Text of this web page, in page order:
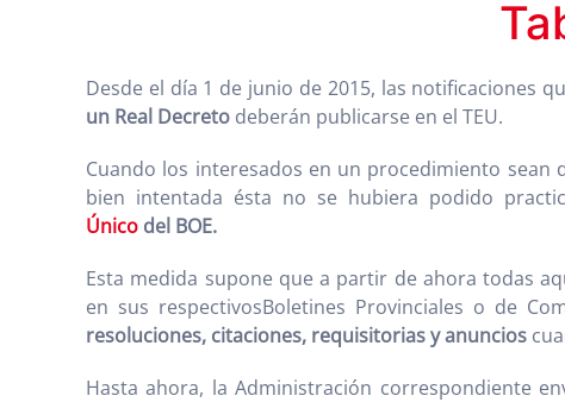
Desde el día 1 de junio de 2015, las notificaciones
un Real Decreto deberán publicarse en el TEU.
Cuando los interesados en un procedimiento
bien intentada ésta no se hubiera podido
Único del BOE.
Esta medida supone que a partir de ahora todas
en sus respectivosBoletines Provinciales o de
resoluciones, citaciones, requisitorias y anuncios
Hasta ahora, la Administración correspondiente